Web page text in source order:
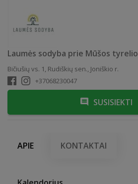
Laumės sodyba prie Mūšos tyrelio
Bičiušių vs. 1, Rudiškių sen., Joniškio r.
+37068230047
SUSISIEKTI
APIE KONTAKTAI